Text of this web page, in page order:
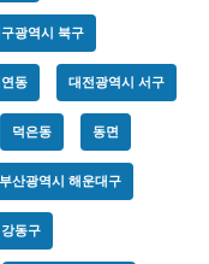
광역시 북구
동 대전광역시 서구
덕은동 동면
부산광역시 해운대구
동구